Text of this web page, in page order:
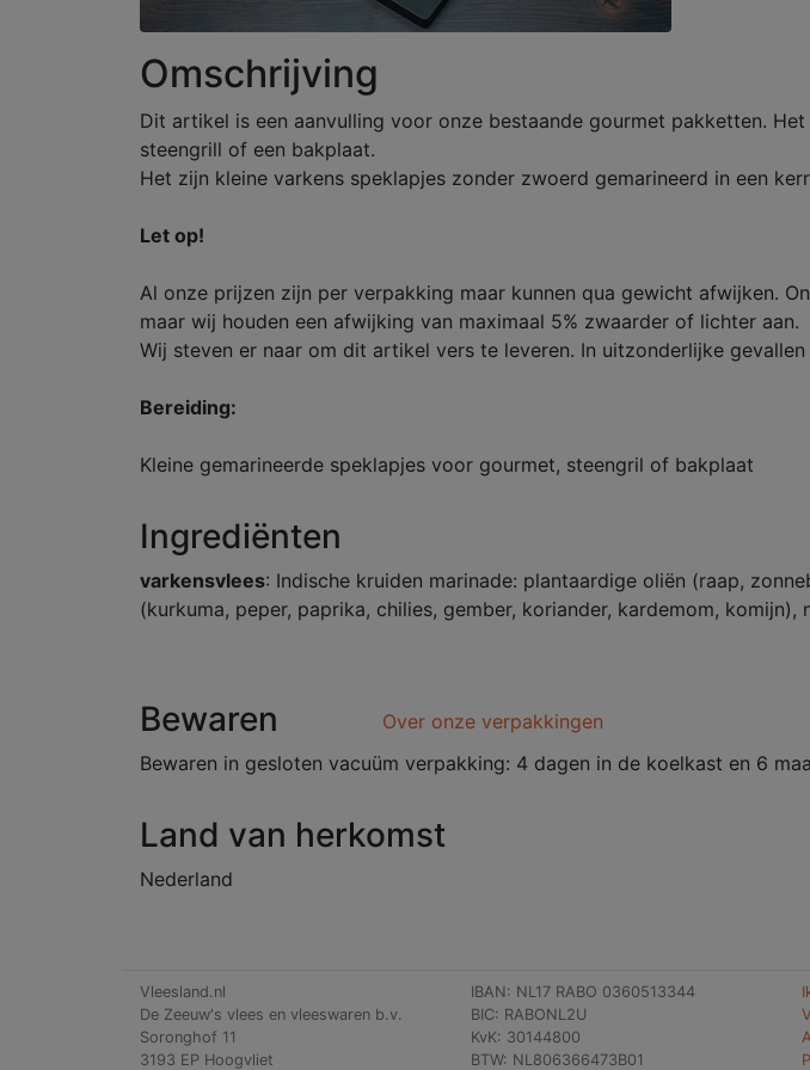
Omschrijving
Dit artikel is een aanvulling voor onze bestaande gourmet pakketten.
steengrill of een bakplaat.
Het zijn kleine varkens speklapjes zonder zwoerd gemarineerd in een
Let op!
Al onze prijzen zijn per verpakking maar kunnen qua gewicht afwijken.
maar wij houden een afwijking van maximaal 5% zwaarder of lichter aan.
Wij steven er naar om dit artikel vers te leveren. In uitzonderlijke
Bereiding:
Kleine gemarineerde speklapjes voor gourmet, steengril of bakplaat
Ingrediënten
varkensvlees: Indische kruiden marinade: plantaardige oliën (raap,
(kurkuma, peper, paprika, chilies, gember, koriander, kardemom,
Bewaren
Over onze verpakkingen
Bewaren in gesloten vacuüm verpakking: 4 dagen in de koelkast en 6
Land van herkomst
Nederland
Vleesland.nl
De Zeeuw's vlees en vleeswaren b.v.
Soronghof 11
3193 EP Hoogvliet
IBAN: NL17 RABO 0360513344
BIC: RABONL2U
KvK: 30144800
BTW: NL806366473B01